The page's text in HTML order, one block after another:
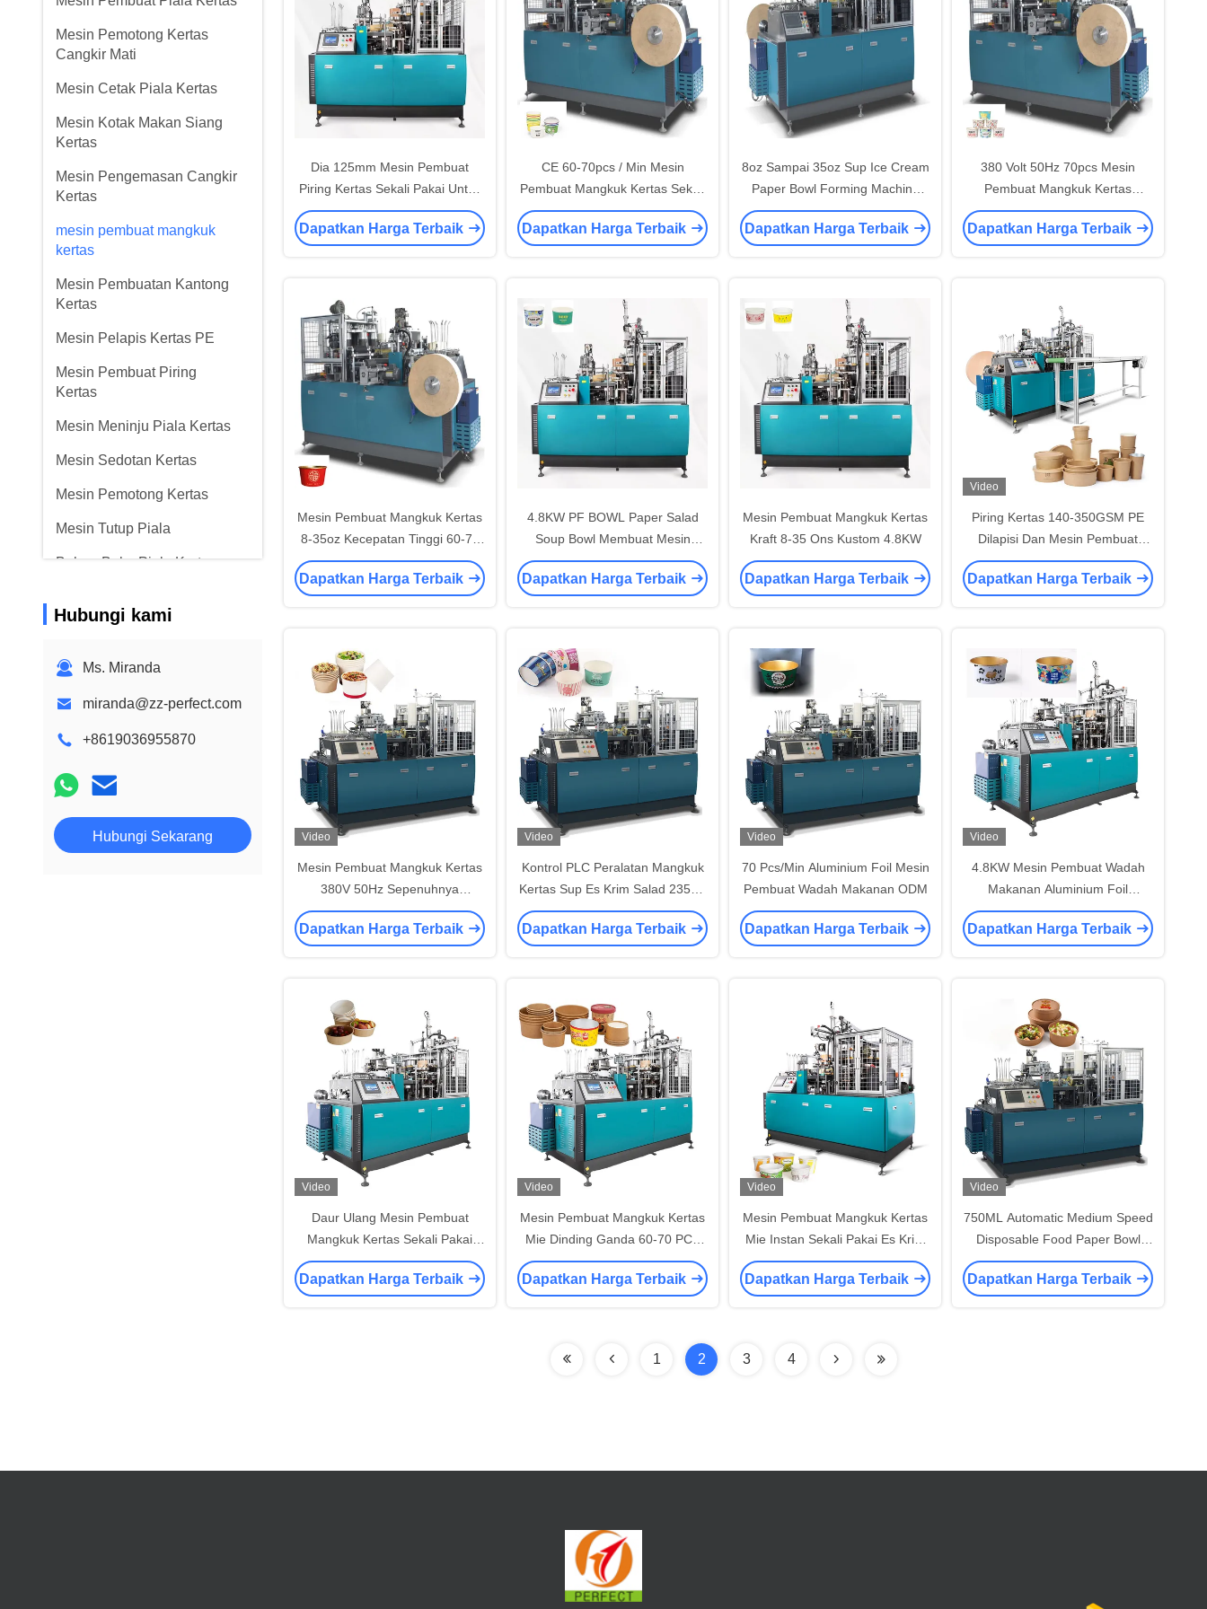
Mesin Pemotong Kertas
Cangkir Mati
Mesin Cetak Piala Kertas
Mesin Kotak Makan Siang
Kertas
Mesin Pengemasan Cangkir
Kertas
mesin pembuat mangkuk
kertas
Mesin Pembuatan Kantong
Kertas
Mesin Pelapis Kertas PE
Mesin Pembuat Piring
Kertas
Mesin Meninju Piala Kertas
Mesin Sedotan Kertas
Mesin Pemotong Kertas
Mesin Tutup Piala
Bahan Baku Piala Kertas
Hubungi kami
Ms. Miranda
miranda@zz-perfect.com
+8619036955870
Hubungi Sekarang
Dia 125mm Mesin Pembuat
Piring Kertas Sekali Pakai Untuk
Membuat Piring Kertas
Dapatkan Harga Terbaik
CE 60-70pcs / Min Mesin
Pembuat Mangkuk Kertas Sekali
Pakai 1980KG
Dapatkan Harga Terbaik
8oz Sampai 35oz Sup Ice Cream
Paper Bowl Forming Machine
Tekanan Udara 0.6Mpa
Dapatkan Harga Terbaik
380 Volt 50Hz 70pcs Mesin
Pembuat Mangkuk Kertas
Kecepatan Untuk Mangkuk Es
Krim
Dapatkan Harga Terbaik
Mesin Pembuat Mangkuk Kertas
8-35oz Kecepatan Tinggi 60-70
Pcs/Min
Dapatkan Harga Terbaik
4.8KW PF BOWL Paper Salad
Soup Bowl Membuat Mesin
Kecepatan Sedang
Dapatkan Harga Terbaik
Mesin Pembuat Mangkuk Kertas
Kraft 8-35 Ons Kustom 4.8KW
Dapatkan Harga Terbaik
Video
Piring Kertas 140-350GSM PE
Dilapisi Dan Mesin Pembuat
Mangkuk Untuk Mangkuk Mie
yang Nyaman
Dapatkan Harga Terbaik
Video
Mesin Pembuat Mangkuk Kertas
380V 50Hz Sepenuhnya
Otomatis Disesuaikan
Dapatkan Harga Terbaik
Video
Kontrol PLC Peralatan Mangkuk
Kertas Sup Es Krim Salad 2350 *
1250 * 1900mm
Dapatkan Harga Terbaik
Video
70 Pcs/Min Aluminium Foil Mesin
Pembuat Wadah Makanan ODM
Dapatkan Harga Terbaik
Video
4.8KW Mesin Pembuat Wadah
Makanan Aluminium Foil
Kecepatan Tinggi
Dapatkan Harga Terbaik
Video
Daur Ulang Mesin Pembuat
Mangkuk Kertas Sekali Pakai
Dengan Perangkat Ultrasonik
Dapatkan Harga Terbaik
Video
Mesin Pembuat Mangkuk Kertas
Mie Dinding Ganda 60-70 PCS
PER MIN
Dapatkan Harga Terbaik
Video
Mesin Pembuat Mangkuk Kertas
Mie Instan Sekali Pakai Es Krim
Otomatis
Dapatkan Harga Terbaik
Video
750ML Automatic Medium Speed
​​​​Disposable Food Paper Bowl
Making Machine Supplier
Dapatkan Harga Terbaik
1 2 3 4